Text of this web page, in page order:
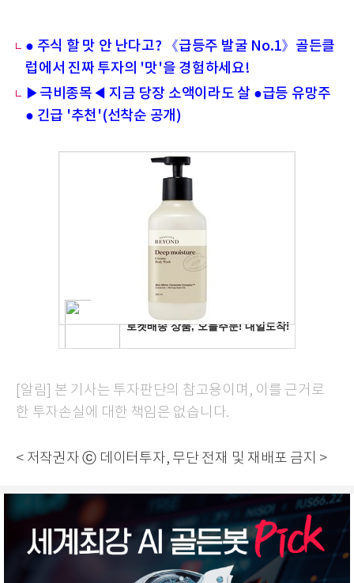
● 주식 할 맛 안 난다고? 《급등주 발굴 No.1》골든클
럽에서 진짜 투자의 '맛'을 경험하세요!
▶극비종목◀ 지금 당장 소액이라도 살 ●급등 유망주
● 긴급 '추천'(선착순 공개)
[알림] 본 기사는 투자판단의 참고용이며, 이를 근거로
한 투자손실에 대한 책임은 없습니다.
< 저작권자 ⓒ 데이터투자, 무단 전재 및 재배포 금지 >